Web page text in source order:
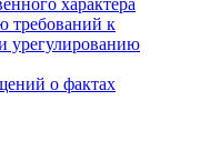
характера
требований к
урегулированию
о фактах